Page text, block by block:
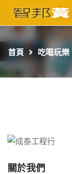
首頁
最新店家
吃喝玩樂
一頁式黃頁
聯絡我們
首頁 吃喝玩樂
關於我們